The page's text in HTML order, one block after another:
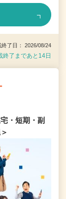
了日： 2026/08/24
終了まであと14日
・短期・副